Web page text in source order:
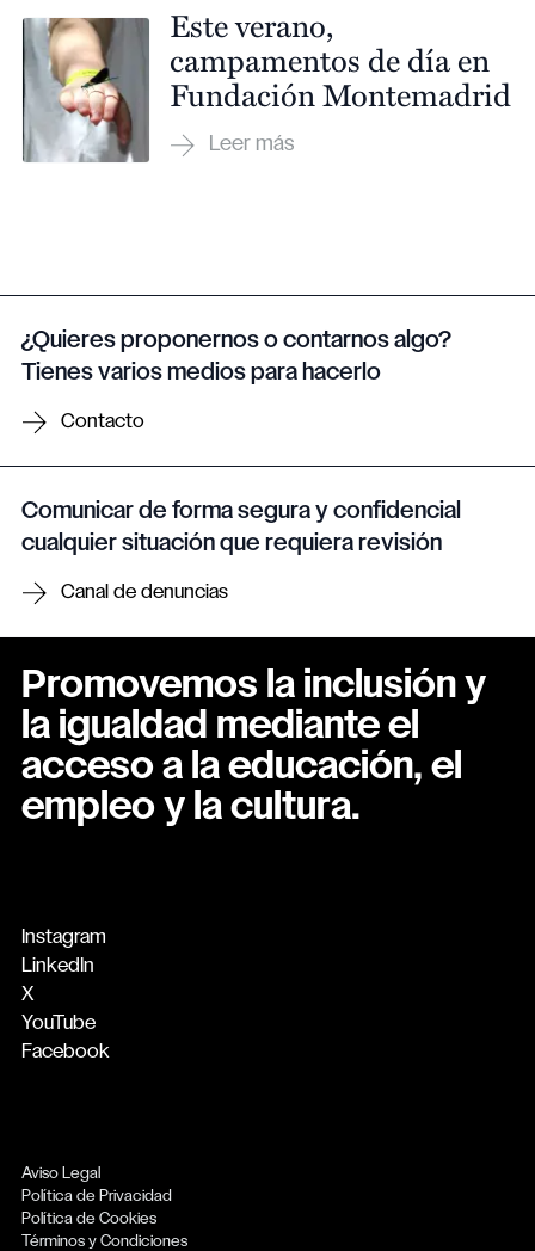
Este verano,
campamentos de día en
Fundación Montemadrid
¿Quieres proponernos o contarnos algo?
Tienes varios medios para hacerlo
Contacto
Comunicar de forma segura y confidencial
cualquier situación que requiera revisión
Canal de denuncias
Promovemos la inclusión y
la igualdad mediante el
acceso a la educación, el
empleo y la cultura.
Instagram
LinkedIn
X
YouTube
Facebook
Aviso Legal
Política de Privacidad
Política de Cookies
Términos y Condiciones